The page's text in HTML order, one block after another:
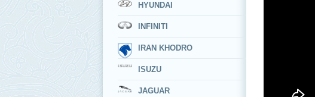
HYUNDAI
INFINITI
IRAN KHODRO
ISUZU
JAGUAR